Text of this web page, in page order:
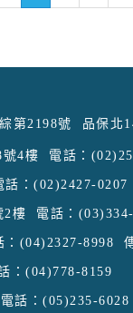
第2198號 品保北
4樓 電話：
話：(02)2427-0207
2樓 電話：
：(04)2327-8998
：(04)778-8159
電話：(05)235-6028